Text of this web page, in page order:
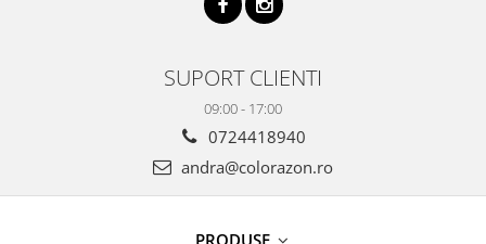
SUPORT CLIENTI
09:00 - 17:00
0724418940
andra@colorazon.ro
PRODUSE